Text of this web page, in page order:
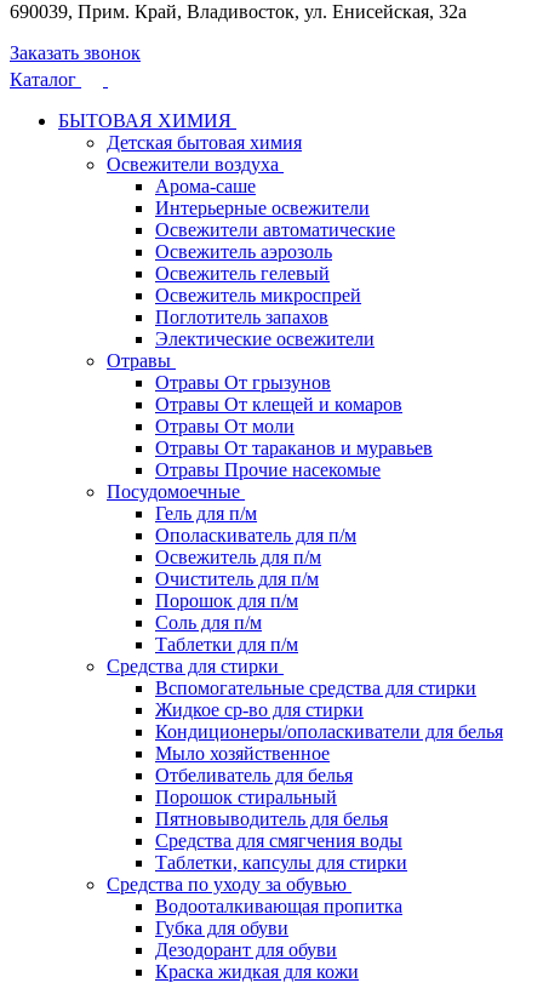
690039, Прим. Край, Владивосток, ул. Енисейская, 32а
Заказать звонок
Каталог
БЫТОВАЯ ХИМИЯ
Детская бытовая химия
Освежители воздуха
Арома-саше
Интерьерные освежители
Освежители автоматические
Освежитель аэрозоль
Освежитель гелевый
Освежитель микроспрей
Поглотитель запахов
Электические освежители
Отравы
Отравы От грызунов
Отравы От клещей и комаров
Отравы От моли
Отравы От тараканов и муравьев
Отравы Прочие насекомые
Посудомоечные
Гель для п/м
Ополаскиватель для п/м
Освежитель для п/м
Очиститель для п/м
Порошок для п/м
Соль для п/м
Таблетки для п/м
Средства для стирки
Вспомогательные средства для стирки
Жидкое ср-во для стирки
Кондиционеры/ополаскиватели для белья
Мыло хозяйственное
Отбеливатель для белья
Порошок стиральный
Пятновыводитель для белья
Средства для смягчения воды
Таблетки, капсулы для стирки
Средства по уходу за обувью
Водооталкивающая пропитка
Губка для обуви
Дезодорант для обуви
Краска жидкая для кожи